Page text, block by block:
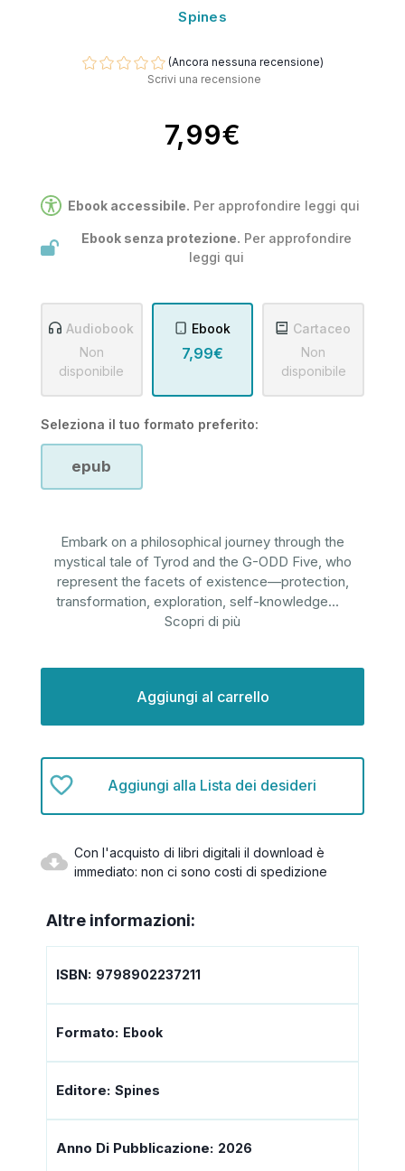
Spines
(Ancora nessuna recensione)
Scrivi una recensione
7,99€
Ebook senza protezione. Per approfondire
leggi qui
Ebook accessibile. Per approfondire leggi qui
Audiobook
Non
disponibile
Ebook
7,99€
Cartaceo
Non
disponibile
Seleziona il tuo formato preferito:
epub
Embark on a philosophical journey through the
mystical tale of Tyrod and the G-ODD Five, who
represent the facets of existence—protection,
transformation, exploration, self-knowledge...
Scopri di più
Aggiungi alla Lista dei desideri
Con l'acquisto di libri digitali il download è
immediato: non ci sono costi di spedizione
Altre informazioni:
ISBN: 9798902237211
Formato: Ebook
Editore: Spines
Anno Di Pubblicazione: 2026